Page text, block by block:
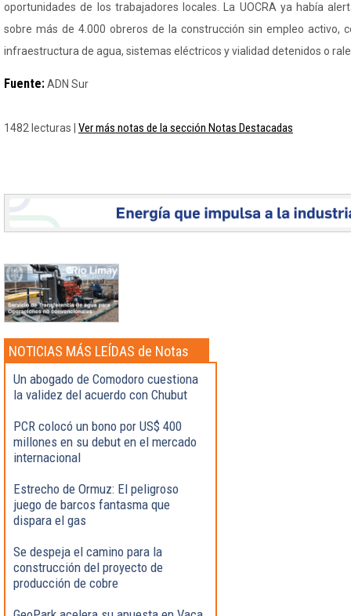
oportunidades de los trabajadores locales. La UOCRA ya había
sobre más de 4.000 obreros de la construcción sin empleo activo,
infraestructura de agua, sistemas eléctricos y vialidad detenidos o
Fuente:ADN Sur
1482 lecturas | Ver más notas de la sección Notas Destacadas
NOTICIAS MÁS LEÍDAS de Notas
Destacadas
Un abogado de Comodoro cuestiona
la validez del acuerdo con Chubut
PCR colocó un bono por US$ 400
millones en su debut en el mercado
internacional
Estrecho de Ormuz: El peligroso
juego de barcos fantasma que
dispara el gas
Se despeja el camino para la
construcción del proyecto de
producción de cobre